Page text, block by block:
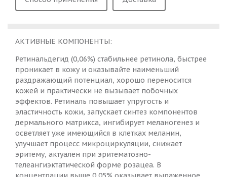
АКТИВНЫЕ КОМПОНЕНТЫ:
Ретинальдегид (0,06%) стабильнее ретинола, быстрее
проникает в кожу и оказывайте наименьший
раздражающий потенциал, хорошо переносится
кожей и практически не вызывает побочных
эффектов. Ретиналь повышает упругость и
эластичность кожи, запускает синтез компонентов
дермального матрикса, ингибирует меланогенез и
осветляет уже имеющийся в клетках меланин,
улучшает процесс микроциркуляции, снижает
эритему, актуален при эритематозно-
телеангиэктатической форме розацеа. В